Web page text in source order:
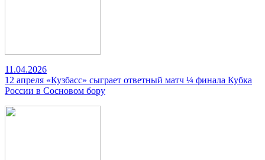
11.04.2026
12 апреля «Кузбасс» сыграет ответный матч ¼ финала Кубка
России в Сосновом бору